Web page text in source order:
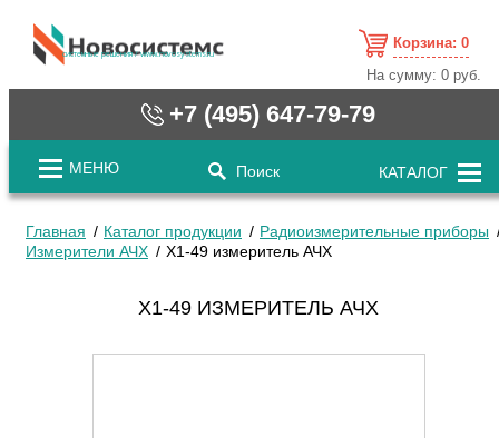
cистемные решения / www.novosystems.ru
Корзина: 0
На сумму:0 руб.
+7 (495) 647-79-79
МЕНЮ Поиск КАТАЛОГ
Главная Каталог продукции
Радиоизмерительные приборы
Измерители АЧХ
Х1-49 измеритель АЧХ
Х1-49 ИЗМЕРИТЕЛЬ АЧХ